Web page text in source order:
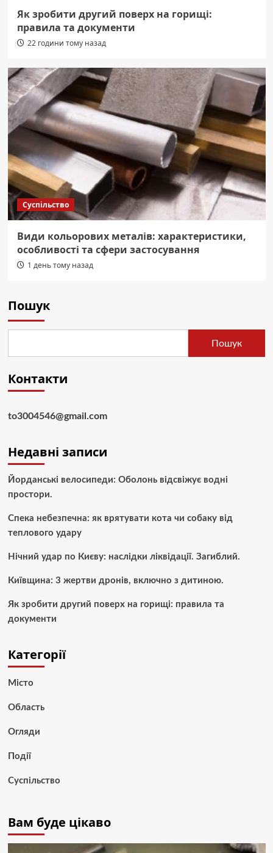
Як зробити другий поверх на горищі:
правила та документи
22 години тому назад
Суспільство
Види кольорових металів: характеристики,
особливості та сфери застосування
1 день тому назад
Пошук
Пошук
Контакти
to3004546@gmail.com
Недавні записи
Йорданські велосипеди: Оболонь відсвіжує водні
простори.
Спека небезпечна: як врятувати кота чи собаку від
теплового удару
Нічний удар по Києву: наслідки ліквідації. Загиблий.
Київщина: 3 жертви дронів, включно з дитиною.
Як зробити другий поверх на горищі: правила та
документи
Категорії
Місто
Область
Огляди
Події
Суспільство
Вам буде цікаво